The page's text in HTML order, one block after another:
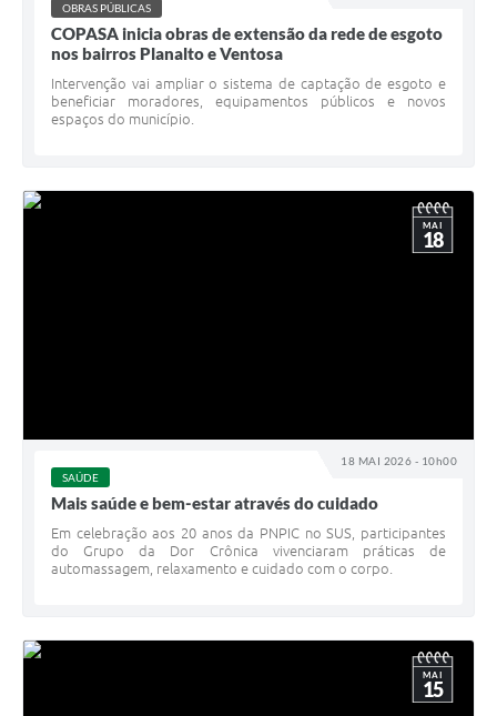
OBRAS PÚBLICAS
COPASA inicia obras de extensão da rede de esgoto
nos bairros Planalto e Ventosa
Intervenção vai ampliar o sistema de captação de esgoto e
beneficiar moradores, equipamentos públicos e novos
espaços do município.
18 MAI 2026 - 10h00
MAI
18
SAÚDE
Mais saúde e bem-estar através do cuidado
Em celebração aos 20 anos da PNPIC no SUS, participantes
do Grupo da Dor Crônica vivenciaram práticas de
automassagem, relaxamento e cuidado com o corpo.
MAI
15